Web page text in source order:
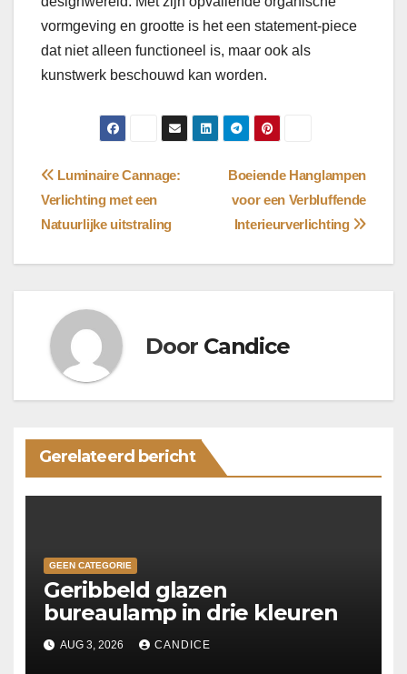
vormgeving en grootte is het een statement-piece
dat niet alleen functioneel is, maar ook als
kunstwerk beschouwd kan worden.
Bericht
navigatie
Boeiende Hanglampen
voor een Verbluffende
Interieurverlichting
Luminaire Cannage:
Verlichting met een
Natuurlijke uitstraling
Door Candice
Gerelateerd bericht
GEEN CATEGORIE
Geribbeld glazen
bureaulamp in drie kleuren
AUG 3, 2026 CANDICE